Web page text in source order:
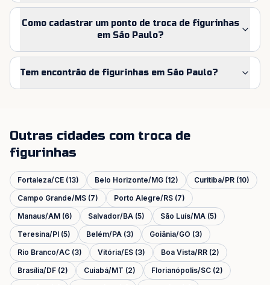
Como cadastrar um ponto de troca de figurinhas
em São Paulo?
Tem encontrão de figurinhas em São Paulo?
Outras cidades com troca de
figurinhas
Fortaleza/CE (13) Belo Horizonte/MG (12) Curitiba/PR (10)
Campo Grande/MS (7) Porto Alegre/RS (7)
Manaus/AM (6) Salvador/BA (5) São Luís/MA (5)
Teresina/PI (5) Belém/PA (3) Goiânia/GO (3)
Rio Branco/AC (3) Vitória/ES (3) Boa Vista/RR (2)
Brasília/DF (2) Cuiabá/MT (2) Florianópolis/SC (2)